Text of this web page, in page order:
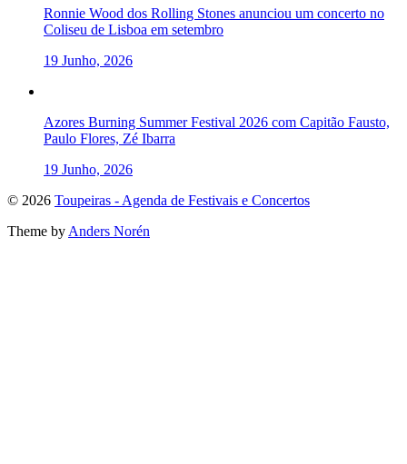
Ronnie Wood dos Rolling Stones anunciou um concerto no
Coliseu de Lisboa em setembro
19 Junho, 2026
Azores Burning Summer Festival 2026 com Capitão Fausto,
Paulo Flores, Zé Ibarra
19 Junho, 2026
To
top
© 2026 Toupeiras - Agenda de Festivais e Concertos
Theme by Anders Norén